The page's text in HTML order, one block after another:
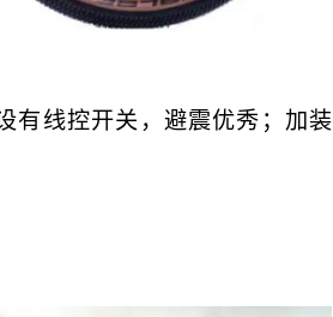
有线控开关，避震优秀；加装